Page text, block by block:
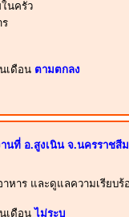
นครัว
นเดือน ตามตกลง
นที่ อ.สูงเนิน จ.นครราชสี
หาร และดูแลความเรียบ
นเดือน ไม่ระบุ